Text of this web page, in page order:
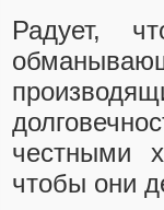
Радует,
честными
чтобы они